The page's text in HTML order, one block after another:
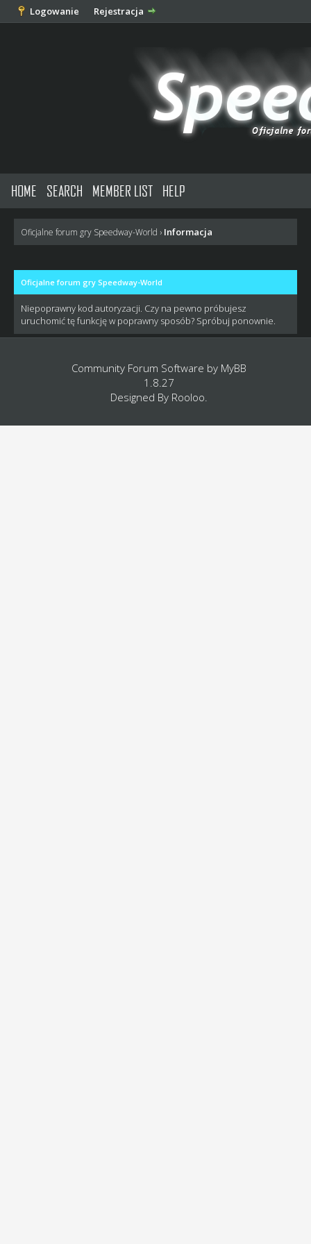
Logowanie Rejestracja
HOME SEARCH MEMBER LIST HELP
Oficjalne forum gry Speedway-World › Informacja
Oficjalne forum gry Speedway-World
Niepoprawny kod autoryzacji. Czy na pewno próbujesz
uruchomić tę funkcję w poprawny sposób? Spróbuj ponownie.
Community Forum Software by MyBB
1.8.27
Designed By Rooloo.